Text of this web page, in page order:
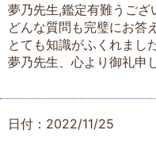
夢乃先生,鑑定有難うござ
どんな質問も完璧にお答
とても知識がふくれました
夢乃先生、心より御礼申
日付：2022/11/25